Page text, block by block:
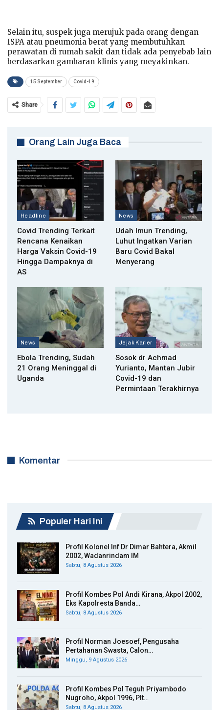
Selain itu, suspek juga merujuk pada orang dengan
ISPA atau pneumonia berat yang membutuhkan
perawatan di rumah sakit dan tidak ada penyebab lain
berdasarkan gambaran klinis yang meyakinkan.
15 September Covid-19
Share
Orang Lain Juga Baca
Headline
Covid Trending Terkait
Rencana Kenaikan
Harga Vaksin Covid-19
Hingga Dampaknya di
AS
News
Udah Imun Trending,
Luhut Ingatkan Varian
Baru Covid Bakal
Menyerang
News
Ebola Trending, Sudah
21 Orang Meninggal di
Uganda
Jejak Karier
Sosok dr Achmad
Yurianto, Mantan Jubir
Covid-19 dan
Permintaan Terakhirnya
Komentar
Populer Hari Ini
Profil Kolonel Inf Dr Dimar Bahtera, Akmil
2002, Wadanrindam IM
Sabtu, 8 Agustus 2026
Profil Kombes Pol Andi Kirana, Akpol 2002,
Eks Kapolresta Banda…
Sabtu, 8 Agustus 2026
Profil Norman Joesoef, Pengusaha
Pertahanan Swasta, Calon…
Minggu, 9 Agustus 2026
Profil Kombes Pol Teguh Priyambodo
Nugroho, Akpol 1996, Plt…
Sabtu, 8 Agustus 2026